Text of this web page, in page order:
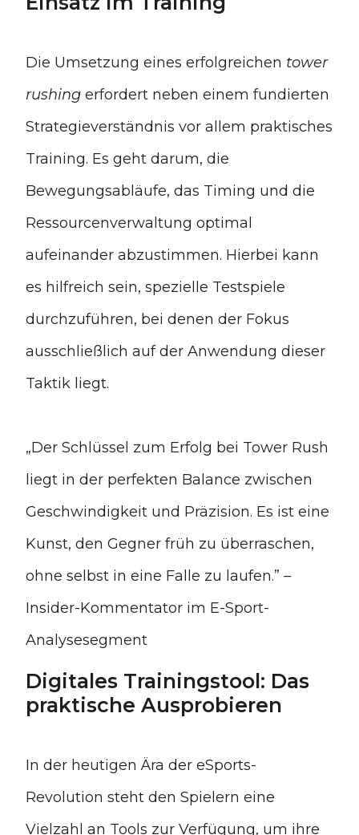
Die Umsetzung eines erfolgreichen tower
rushing erfordert neben einem fundierten
Strategieverständnis vor allem praktisches
Training. Es geht darum, die
Bewegungsabläufe, das Timing und die
Ressourcenverwaltung optimal
aufeinander abzustimmen. Hierbei kann
es hilfreich sein, spezielle Testspiele
durchzuführen, bei denen der Fokus
ausschließlich auf der Anwendung dieser
Taktik liegt.
„Der Schlüssel zum Erfolg bei Tower Rush
liegt in der perfekten Balance zwischen
Geschwindigkeit und Präzision. Es ist eine
Kunst, den Gegner früh zu überraschen,
ohne selbst in eine Falle zu laufen.” –
Insider-Kommentator im E-Sport-
Analysesegment
Digitales Trainingstool: Das
praktische Ausprobieren
In der heutigen Ära der eSports-
Revolution steht den Spielern eine
Vielzahl an Tools zur Verfügung, um ihre